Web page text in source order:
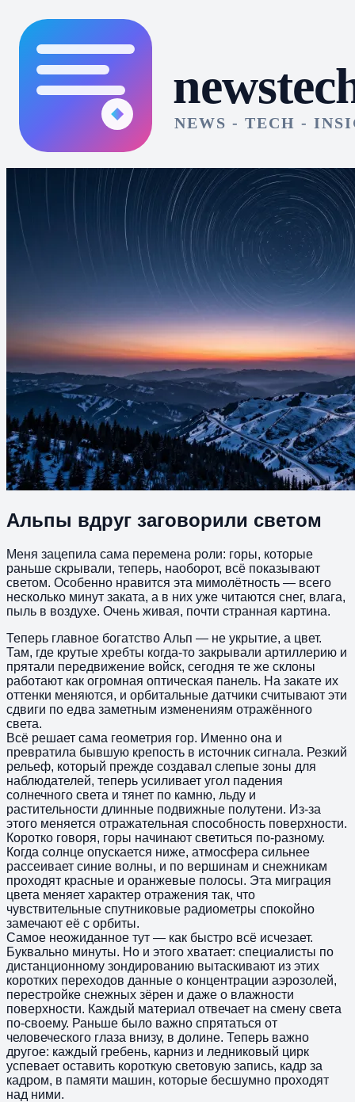
Альпы вдруг заговорили светом
Меня зацепила сама перемена роли: горы, которые
раньше скрывали, теперь, наоборот, всё показывают
светом. Особенно нравится эта мимолётность — всего
несколько минут заката, а в них уже читаются снег, влага,
пыль в воздухе. Очень живая, почти странная картина.
Теперь главное богатство Альп — не укрытие, а цвет.
Там, где крутые хребты когда-то закрывали артиллерию и
прятали передвижение войск, сегодня те же склоны
работают как огромная оптическая панель. На закате их
оттенки меняются, и орбитальные датчики считывают эти
сдвиги по едва заметным изменениям отражённого
света.
Всё решает сама геометрия гор. Именно она и
превратила бывшую крепость в источник сигнала. Резкий
рельеф, который прежде создавал слепые зоны для
наблюдателей, теперь усиливает угол падения
солнечного света и тянет по камню, льду и
растительности длинные подвижные полутени. Из-за
этого меняется отражательная способность поверхности.
Коротко говоря, горы начинают светиться по-разному.
Когда солнце опускается ниже, атмосфера сильнее
рассеивает синие волны, и по вершинам и снежникам
проходят красные и оранжевые полосы. Эта миграция
цвета меняет характер отражения так, что
чувствительные спутниковые радиометры спокойно
замечают её с орбиты.
Самое неожиданное тут — как быстро всё исчезает.
Буквально минуты. Но и этого хватает: специалисты по
дистанционному зондированию вытаскивают из этих
коротких переходов данные о концентрации аэрозолей,
перестройке снежных зёрен и даже о влажности
поверхности. Каждый материал отвечает на смену света
по-своему. Раньше было важно спрятаться от
человеческого глаза внизу, в долине. Теперь важно
другое: каждый гребень, карниз и ледниковый цирк
успевает оставить короткую световую запись, кадр за
кадром, в памяти машин, которые бесшумно проходят
над ними.